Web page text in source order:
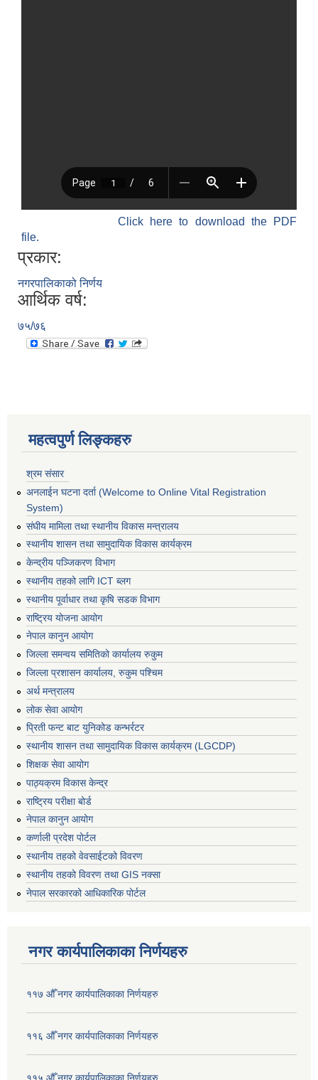
Click here to download the PDF
file.
प्रकार:
नगरपालिकाको निर्णय
आर्थिक वर्ष:
७५/७६
महत्वपुर्ण लिङ्कहरु
श्रम संसार
अनलाईन घटना दर्ता (Welcome to Online Vital Registration
System)
संघीय मामिला तथा स्थानीय विकास मन्त्रालय
स्थानीय शासन तथा सामुदायिक विकास कार्यक्रम
केन्द्रीय पञ्जिकरण विभाग
स्थानीय तहको लागि ICT ब्लग
स्थानीय पूर्वाधार तथा कृषि सडक विभाग
राष्ट्रिय योजना आयोग
नेपाल कानुन आयोग
जिल्ला समन्वय समितिको कार्यालय रुकुम
जिल्ला प्रशासन कार्यालय, रुकुम पश्चिम
अर्थ मन्त्रालय
लोक सेवा आयोग
प्रिती फन्ट बाट युनिकोड कन्भर्रटर
स्थानीय शासन तथा सामुदायिक विकास कार्यक्रम (LGCDP)
शिक्षक सेवा आयोग
पाठ्यक्रम विकास केन्द्र
राष्ट्रिय परीक्षा बोर्ड
नेपाल कानुन आयोग
कर्णाली प्रदेश पोर्टल
स्थानीय तहको वेवसाईटको विवरण
स्थानीय तहको विवरण तथा GIS नक्सा
नेपाल सरकारको आधिकारिक पोर्टल
नगर कार्यपालिकाका निर्णयहरु
११७ औँ नगर कार्यपालिकाका निर्णयहरु
११६ औँ नगर कार्यपालिकाका निर्णयहरु
११५ औँ नगर कार्यपालिकाका निर्णयहरु